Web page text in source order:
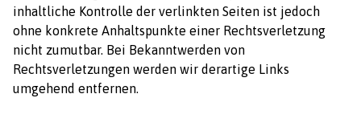
inhaltliche Kontrolle der verlinkten Seiten ist jedoch
ohne konkrete Anhaltspunkte einer Rechtsverletzung
nicht zumutbar. Bei Bekanntwerden von
Rechtsverletzungen werden wir derartige Links
umgehend entfernen.